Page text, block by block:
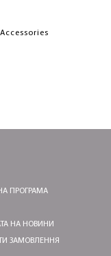
ПРОГРАМА
НА НОВИНИ
ЗАМОВЛЕННЯ